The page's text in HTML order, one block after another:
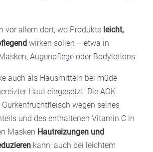
vor allem dort, wo Produkte leicht,
wirken sollen – etwa in
Augenpflege oder Bodylotions.
auch als Hausmitteln bei müde
Haut eingesetzt. Die AOK
wegen seines
und des enthaltenen Vitamin C in
Masken Hautreizungen und
kann; auch bei leichtem